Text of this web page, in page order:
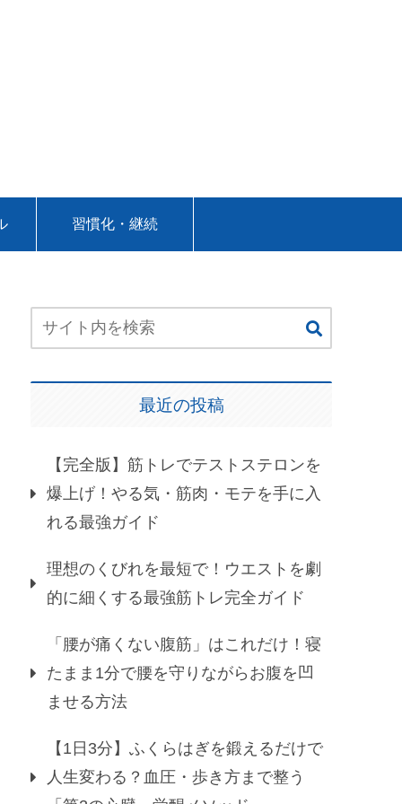
習慣化・継続
最近の投稿
【完全版】筋トレでテストステロンを
爆上げ！やる気・筋肉・モテを手に入
れる最強ガイド
理想のくびれを最短で！ウエストを劇
的に細くする最強筋トレ完全ガイド
「腰が痛くない腹筋」はこれだけ！寝
たまま1分で腰を守りながらお腹を凹
ませる方法
【1日3分】ふくらはぎを鍛えるだけで
人生変わる？血圧・歩き方まで整う